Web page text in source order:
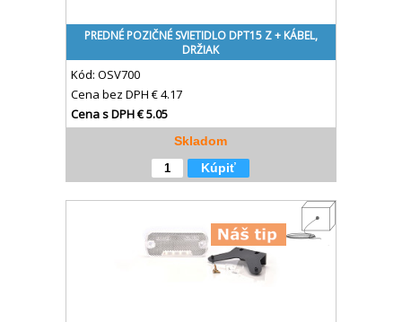
PREDNÉ POZIČNÉ SVIETIDLO DPT15 Z + KÁBEL,
DRŽIAK
Kód: OSV700
Cena bez DPH € 4.17
Cena s DPH€ 5.05
Skladom
Kúpiť